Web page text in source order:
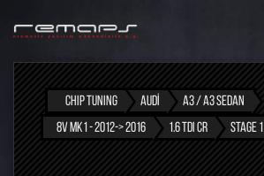
CHIP TUNING AUDI
A3 / A3 SEDAN
8V MK1 - 2012-> 2016
1.6 TDI CR STAGE 1